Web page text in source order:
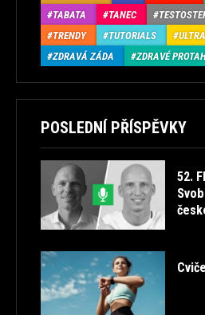
TABATA
TANEC
TRENDY
TUTORIALS
ZDRAVÁ ZÁDA
ZDRAVÉ
POSLEDNÍ PŘÍSPĚVKY
52.